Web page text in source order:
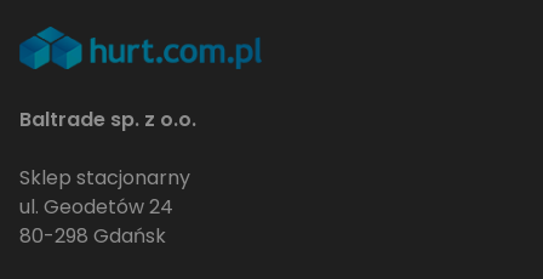
Baltrade sp. z o.o.
Sklep stacjonarny
ul. Geodetów 24
80-298 Gdańsk